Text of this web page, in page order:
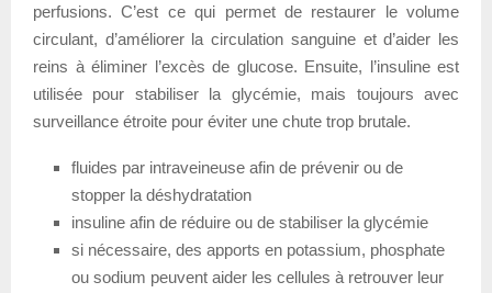
perfusions. C’est ce qui permet de restaurer le volume
circulant, d’améliorer la circulation sanguine et d’aider les
reins à éliminer l’excès de glucose. Ensuite, l’insuline est
utilisée pour stabiliser la glycémie, mais toujours avec
surveillance étroite pour éviter une chute trop brutale.
fluides par intraveineuse afin de prévenir ou de
stopper la déshydratation
insuline afin de réduire ou de stabiliser la glycémie
si nécessaire, des apports en potassium, phosphate
ou sodium peuvent aider les cellules à retrouver leur